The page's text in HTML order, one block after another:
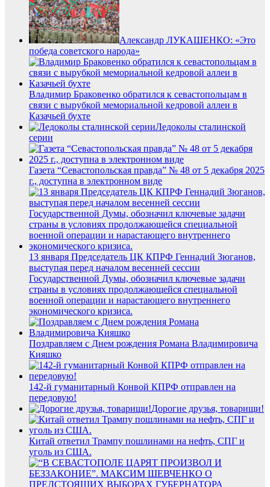
Александр ЛУКАШЕНКО: «Это
победа советского народа»
Владимир Браковенко обратился к севастопольцам в
связи с вырубкой мемориальной кедровой аллеи в
Казачьей бухте
Ледоколы сталинской
серии
Газета “Севастопольская правда” № 48 от 5 декабря 2025
г., доступна в электронном виде
13 января Председатель ЦК КПРФ Геннадий Зюганов,
выступая перед началом весенней сессии
Государственной Думы, обозначил ключевые задачи
страны в условиях продолжающейся специальной
военной операции и нарастающего внутреннего
экономического кризиса.
Поздравляем с Днем рождения Романа Владимировича
Кияшко
142-й гуманитарный Конвой КПРФ отправлен на
передовую!
Дорогие друзья, товарищи!
Китай ответил Трампу пошлинами на нефть, СПГ и
уголь из США.